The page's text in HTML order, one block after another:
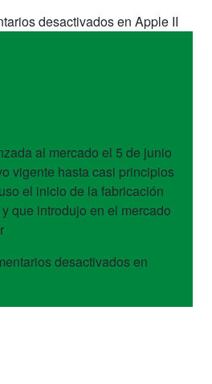
desactivadosen Apple II
al mercado el 5 de junio
vigente hasta casi principios
el inicio de la fabricación
que introdujo en el mercado
desactivadosen